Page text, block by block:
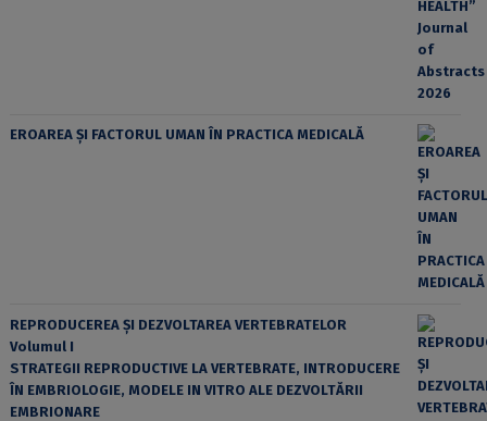
EROAREA ȘI FACTORUL UMAN ÎN PRACTICA MEDICALĂ
REPRODUCEREA ȘI DEZVOLTAREA VERTEBRATELOR
Volumul I
STRATEGII REPRODUCTIVE LA VERTEBRATE, INTRODUCERE
ÎN EMBRIOLOGIE, MODELE IN VITRO ALE DEZVOLTĂRII
EMBRIONARE